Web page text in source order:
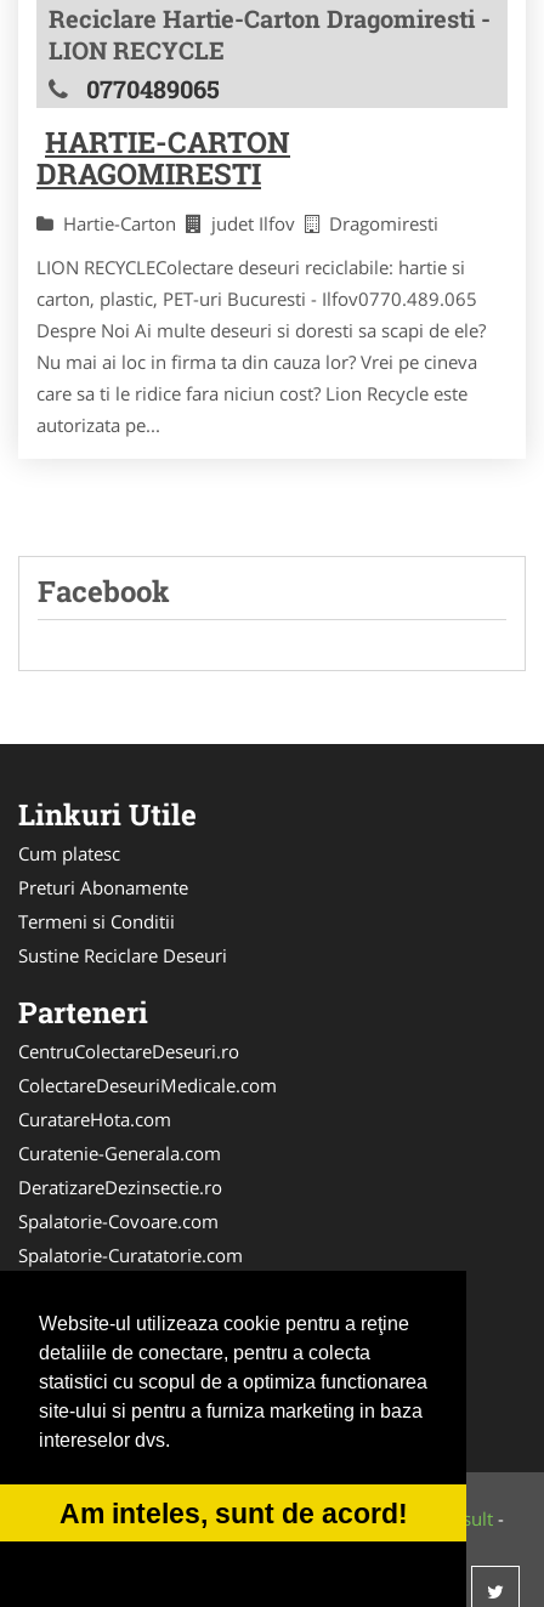
Website-ul utilizeaza cookie pentru a reţine
detaliile de conectare, pentru a colecta
statistici cu scopul de a optimiza functionarea
site-ului si pentru a furniza marketing in baza
intereselor dvs.
Am inteles, sunt de acord!
Reciclare Hartie-Carton Dragomiresti -
LION RECYCLE
0770489065
HARTIE-CARTON
DRAGOMIRESTI
Hartie-Carton judet Ilfov
Dragomiresti
LION RECYCLEColectare deseuri reciclabile: hartie si
carton, plastic, PET-uri Bucuresti - Ilfov0770.489.065
Despre Noi Ai multe deseuri si doresti sa scapi de ele?
Nu mai ai loc in firma ta din cauza lor? Vrei pe cineva
care sa ti le ridice fara niciun cost? Lion Recycle este
autorizata pe...
Facebook
Linkuri Utile
Cum platesc
Preturi Abonamente
Termeni si Conditii
Sustine Reciclare Deseuri
Parteneri
CentruColectareDeseuri.ro
ColectareDeseuriMedicale.com
CuratareHota.com
Curatenie-Generala.com
DeratizareDezinsectie.ro
Spalatorie-Covoare.com
Spalatorie-Curatatorie.com
FirmaDeratizare.ro
Service-Reparatii.com
Servicii-DDD.com
ServiciiAlpinism.ro
© 2014-2026 Powered byVilonMedia&Tokaido Consult -
ANPC SOL